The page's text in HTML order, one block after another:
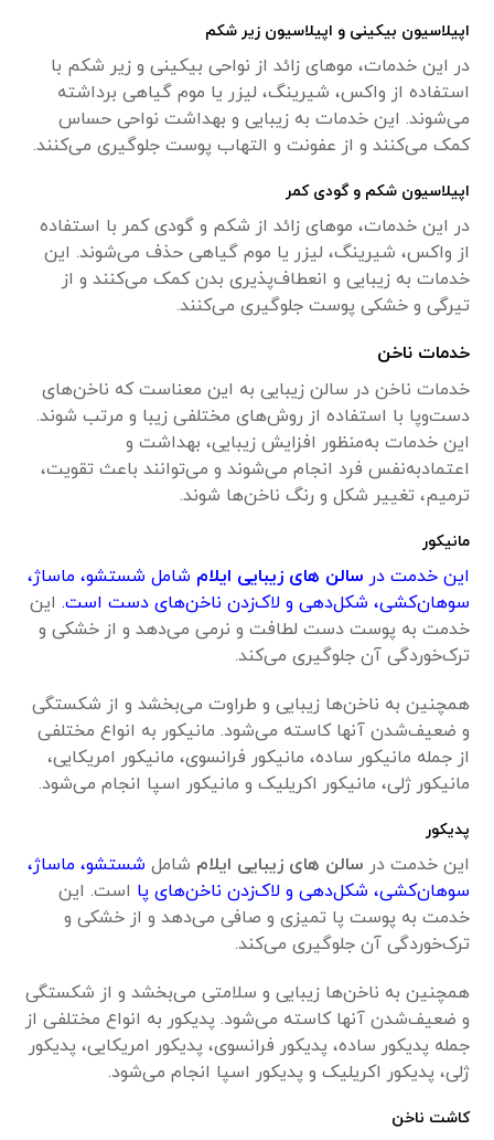
اپیلاسیون بیکینی و اپیلاسیون زیر شکم
در این خدمات، موهای زائد از نواحی بیکینی و زیر شکم با
استفاده از واکس، شیرینگ، لیزر یا موم گیاهی برداشته
می‌شوند. این خدمات به زیبایی و بهداشت نواحی حساس
کمک می‌کنند و از عفونت و التهاب پوست جلوگیری می‌کنند.
اپیلاسیون شکم و گودی کمر
در این خدمات، موهای زائد از شکم و گودی کمر با استفاده
از واکس، شیرینگ، لیزر یا موم گیاهی حذف می‌شوند. این
خدمات به زیبایی و انعطاف‌پذیری بدن کمک می‌کنند و از
تیرگی و خشکی پوست جلوگیری می‌کنند.
خدمات ناخن
خدمات ناخن در سالن زیبایی به این معناست که ناخن‌های
دست‌وپا با استفاده از روش‌های مختلفی زیبا و مرتب شوند.
این خدمات به‌منظور افزایش زیبایی، بهداشت و
اعتمادبه‌نفس فرد انجام می‌شوند و می‌توانند باعث تقویت،
ترمیم، تغییر شکل و رنگ ناخن‌ها شوند.
مانیکور
این خدمت در سالن های زیبایی ایلام شامل شستشو، ماساژ،
سوهان‌کشی، شکل‌دهی و لاک‌زدن ناخن‌های دست است. این
خدمت به پوست دست لطافت و نرمی می‌دهد و از خشکی و
ترک‌خوردگی آن جلوگیری می‌کند.
همچنین به ناخن‌ها زیبایی و طراوت می‌بخشد و از شکستگی
و ضعیف‌شدن آنها کاسته می‌شود. مانیکور به انواع مختلفی
از جمله مانیکور ساده، مانیکور فرانسوی، مانیکور امریکایی،
مانیکور ژلی، مانیکور اکریلیک و مانیکور اسپا انجام می‌شود.
پدیکور
این خدمت در سالن های زیبایی ایلام شامل شستشو، ماساژ،
سوهان‌کشی، شکل‌دهی و لاک‌زدن ناخن‌های پا است. این
خدمت به پوست پا تمیزی و صافی می‌دهد و از خشکی و
ترک‌خوردگی آن جلوگیری می‌کند.
همچنین به ناخن‌ها زیبایی و سلامتی می‌بخشد و از شکستگی
و ضعیف‌شدن آنها کاسته می‌شود. پدیکور به انواع مختلفی از
جمله پدیکور ساده، پدیکور فرانسوی، پدیکور امریکایی، پدیکور
ژلی، پدیکور اکریلیک و پدیکور اسپا انجام می‌شود.
کاشت ناخن